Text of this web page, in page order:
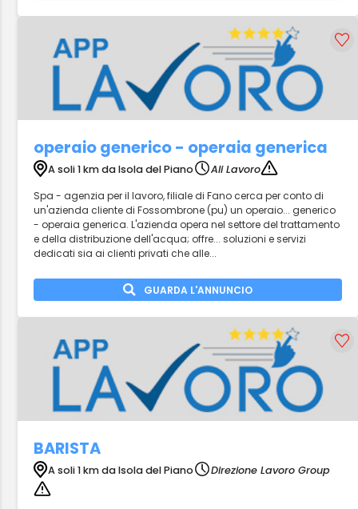
operaio generico - operaia generica
A soli 1 km da Isola del Piano
Ali Lavoro
Spa - agenzia per il lavoro, filiale di Fano cerca per conto di
un'azienda cliente di Fossombrone (pu) un operaio... generico
- operaia generica. L'azienda opera nel settore del trattamento
e della distribuzione dell'acqua; offre... soluzioni e servizi
dedicati sia ai clienti privati che alle...
GUARDA L'ANNUNCIO
BARISTA
A soli 1 km da Isola del Piano Direzione Lavoro Group